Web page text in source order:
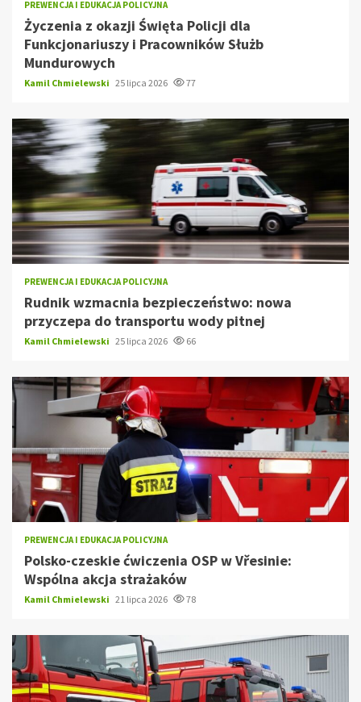
PREWENCJA I EDUKACJA POLICYJNA
Życzenia z okazji Święta Policji dla
Funkcjonariuszy i Pracowników Służb
Mundurowych
Kamil Chmielewski 25 lipca 2026 77
PREWENCJA I EDUKACJA POLICYJNA
Rudnik wzmacnia bezpieczeństwo: nowa
przyczepa do transportu wody pitnej
Kamil Chmielewski 25 lipca 2026 66
PREWENCJA I EDUKACJA POLICYJNA
Polsko-czeskie ćwiczenia OSP w Vřesinie:
Wspólna akcja strażaków
Kamil Chmielewski 21 lipca 2026 78